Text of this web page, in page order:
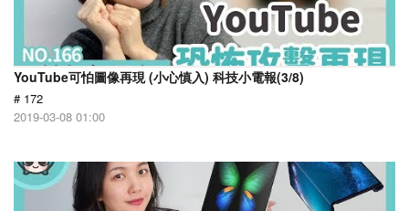
YouTube可怕圖像再現 (小心慎入) 科技小電報(3/8)
# 172
2019-03-08 01:00